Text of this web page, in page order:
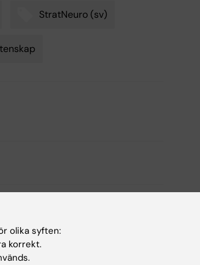
StratNeuro (sv)
olika syften:
korrekt.